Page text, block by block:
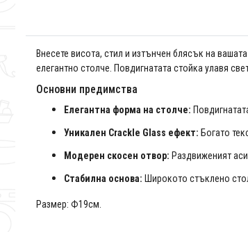
Внесете висота, стил и изтънчен блясък на
елегантно столче. Повдигнатата стойка улавя
Основни предимства
Елегантна форма на столче:
Уникален Crackle Glass ефект: Богато
Модерен скосен отвор: Раздвиженият
Стабилна основа: Широкото стъклено
Размер: Ф19см.